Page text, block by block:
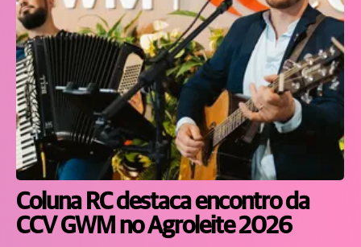
Coluna RC destaca encontro da
CCV GWM no Agroleite 2026